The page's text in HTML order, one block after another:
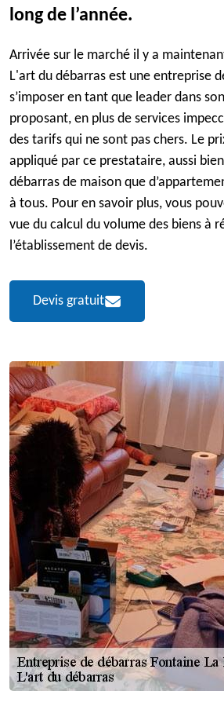
long de l’année.
Arrivée sur le marché il y a
L'art du débarras est une entreprise
s’imposer en tant que leader dans
proposant, en plus de services
des tarifs qui ne sont pas chers. Le
appliqué par ce prestataire, aussi
débarras de maison que
à tous. Pour en savoir plus, vous
vue du calcul du volume des biens à
l’établissement de devis.
Devis gratuit